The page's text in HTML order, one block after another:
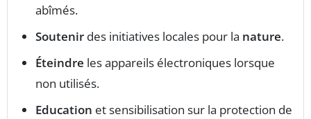
abîmés.
Soutenir des initiatives locales pour la nature.
Éteindre les appareils électroniques lorsque
non utilisés.
Education et sensibilisation sur la protection de